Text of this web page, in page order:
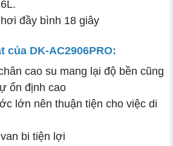
đầy bình 18 giây
của DK-AC2906PRO:
cao su mang lại độ bền cũng
ổn định cao
lớn nên thuận tiện cho việc di
bi tiện lợi